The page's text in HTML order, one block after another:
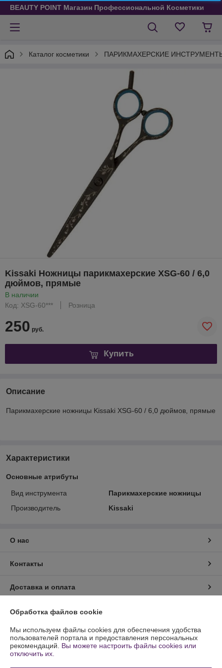
BEAUTY POINT Магазин Профессиональной Косметики
Каталог косметики ПАРИКМАХЕРСКИЕ
Kissaki Ножницы парикмахерские XSG-60 / 6,0
дюймов, прямые
В наличии
Код: XSG-60***
Розница
250 руб.
Купить
Описание
Парикмахерские ножницы Kissaki XSG-60 / 6,0 дюймов, прямые
Характеристики
Основные атрибуты
Вид инструмента
Парикмахерские ножницы
Производитель
Kissaki
О нас
Контакты
Доставка и оплата
График работы
Полная версия сайта
Политика обработки cookies
Обработка файлов cookie
Мы используем файлы cookies для обеспечения удобства
пользователей портала и предоставления персональных
рекомендаций. Вы можете настроить файлы cookies или
отключить их.